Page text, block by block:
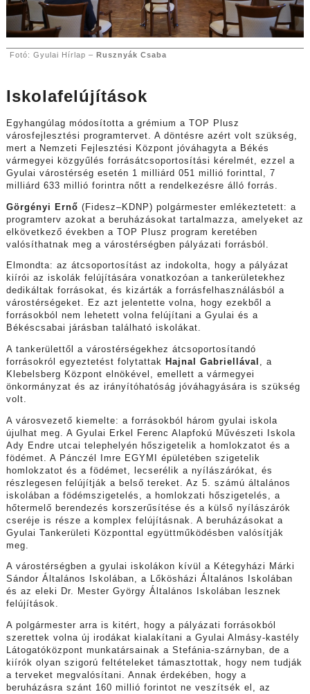
Fotó: Gyulai Hírlap – Rusznyák Csaba
Iskolafelújítások
Egyhangúlag módosította a grémium a TOP Plusz
városfejlesztési programtervet. A döntésre azért volt szükség,
mert a Nemzeti Fejlesztési Központ jóváhagyta a Békés
vármegyei közgyűlés forrásátcsoportosítási kérelmét, ezzel a
Gyulai várostérség esetén 1 milliárd 051 millió forinttal, 7
milliárd 633 millió forintra nőtt a rendelkezésre álló forrás.
Görgényi Ernő (Fidesz–KDNP) polgármester emlékeztetett: a
programterv azokat a beruházásokat tartalmazza, amelyeket az
elkövetkező években a TOP Plusz program keretében
valósíthatnak meg a várostérségben pályázati forrásból.
Elmondta: az átcsoportosítást az indokolta, hogy a pályázat
kiírói az iskolák felújítására vonatkozóan a tankerületekhez
dedikáltak forrásokat, és kizárták a forrásfelhasználásból a
várostérségeket. Ez azt jelentette volna, hogy ezekből a
forrásokból nem lehetett volna felújítani a Gyulai és a
Békéscsabai járásban található iskolákat.
A tankerülettől a várostérségekhez átcsoportosítandó
forrásokról egyeztetést folytattak Hajnal Gabriellával , a
Klebelsberg Központ elnökével, emellett a vármegyei
önkormányzat és az irányítóhatóság jóváhagyására is szükség
volt.
A városvezető kiemelte: a forrásokból három gyulai iskola
újulhat meg. A Gyulai Erkel Ferenc Alapfokú Művészeti Iskola
Ady Endre utcai telephelyén hőszigetelik a homlokzatot és a
födémet. A Pánczél Imre EGYMI épületében szigetelik
homlokzatot és a födémet, lecserélik a nyílászárókat, és
részlegesen felújítják a belső tereket. Az 5. számú általános
iskolában a födémszigetelés, a homlokzati hőszigetelés, a
hőtermelő berendezés korszerűsítése és a külső nyílászárók
cseréje is része a komplex felújításnak. A beruházásokat a
Gyulai Tankerületi Központtal együttműködésben valósítják
meg.
A várostérségben a gyulai iskolákon kívül a Kétegyházi Márki
Sándor Általános Iskolában, a Lőkösházi Általános Iskolában
és az eleki Dr. Mester György Általános Iskolában lesznek
felújítások.
A polgármester arra is kitért, hogy a pályázati forrásokból
szerettek volna új irodákat kialakítani a Gyulai Almásy-kastély
Látogatóközpont munkatársainak a Stefánia-szárnyban, de a
kiírók olyan szigorú feltételeket támasztottak, hogy nem tudják
a terveket megvalósítani. Annak érdekében, hogy a
beruházásra szánt 160 millió forintot ne veszítsék el, az